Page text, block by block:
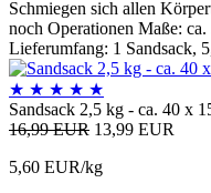
Schmiegen sich allen
noch Operationen Maße:
Lieferumfang: 1 Sandsack,
★ ★ ★ ★ ★
Sandsack 2,5 kg - ca. 40 x
16,99 EUR 13,99 EUR
5,60 EUR/kg